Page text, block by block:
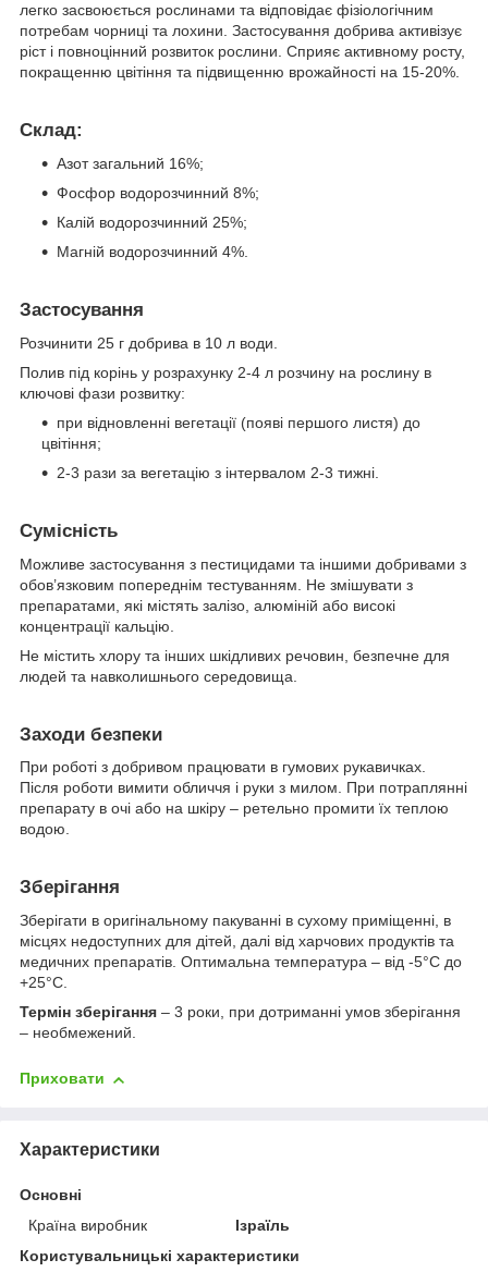
легко засвоюється рослинами та відповідає фізіологічним
потребам чорниці та лохини. Застосування добрива активізує
ріст і повноцінний розвиток рослини. Сприяє активному росту,
покращенню цвітіння та підвищенню врожайності на 15-20%.
Склад:
Азот загальний 16%;
Фосфор водорозчинний 8%;
Калій водорозчинний 25%;
Магній водорозчинний 4%.
Застосування
Розчинити 25 г добрива в 10 л води.
Полив під корінь у розрахунку 2-4 л розчину на рослину в
ключові фази розвитку:
при відновленні вегетації (появі першого листя) до
цвітіння;
2-3 рази за вегетацію з інтервалом 2-3 тижні.
Сумісність
Можливе застосування з пестицидами та іншими добривами з
обов’язковим попереднім тестуванням. Не змішувати з
препаратами, які містять залізо, алюміній або високі
концентрації кальцію.
Не містить хлору та інших шкідливих речовин, безпечне для
людей та навколишнього середовища.
Заходи безпеки
При роботі з добривом працювати в гумових рукавичках.
Після роботи вимити обличчя і руки з милом. При потраплянні
препарату в очі або на шкіру – ретельно промити їх теплою
водою.
Зберігання
Зберігати в оригінальному пакуванні в сухому приміщенні, в
місцях недоступних для дітей, далі від харчових продуктів та
медичних препаратів. Оптимальна температура – від -5°С до
+25°С.
Термін зберігання – 3 роки, при дотриманні умов зберігання
– необмежений.
Приховати
Характеристики
Основні
Країна виробник
Ізраїль
Користувальницькі характеристики